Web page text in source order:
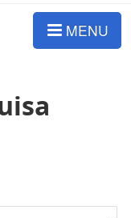
MENU